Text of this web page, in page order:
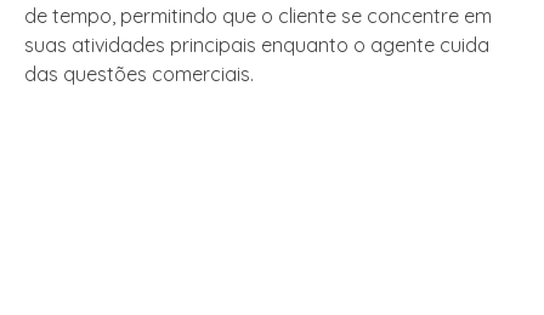
de tempo, permitindo que o cliente se concentre em
suas atividades principais enquanto o agente cuida
das questões comerciais.